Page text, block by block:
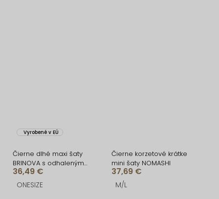
Vyrobené v EÚ
Čierne dlhé maxi šaty
BRINOVA s odhaleným
chrbtom
36,49 €
ONESIZE
Čierne korzetové krátke
mini šaty NOMASHI
37,69 €
M/L